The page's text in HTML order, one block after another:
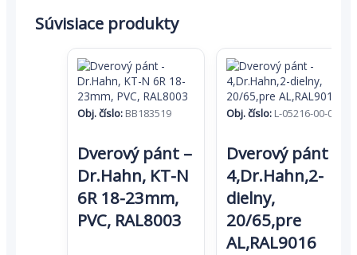
mm
tm.hnedý
Súvisiace produkty
Obj. číslo: BB183519
Dverový pánt –
Dr.Hahn, KT-N
6R 18-23mm,
PVC, RAL8003
Obj. číslo: L-05216-00-0-7
Dverový pánt –
4,Dr.Hahn,2-
dielny,
20/65,pre
AL,RAL9016